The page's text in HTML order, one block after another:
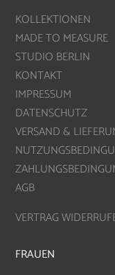
KOLLEKTIONEN
MADE TO MEASURE
STUDIO BERLIN
KONTAKT
IMPRESSUM
DATENSCHUTZ
VERSAND &
AGB
VERTRAG
FRAUEN